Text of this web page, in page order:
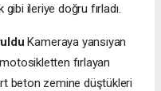
ileriye doğru fırladı.
Kameraya yansıyan
fırlayan
beton zemine düştükleri